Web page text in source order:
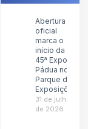
Abertura
oficial
marca o
início da
45ª Expo
Pádua no
Parque de
Exposições
31 de julho
de 2026